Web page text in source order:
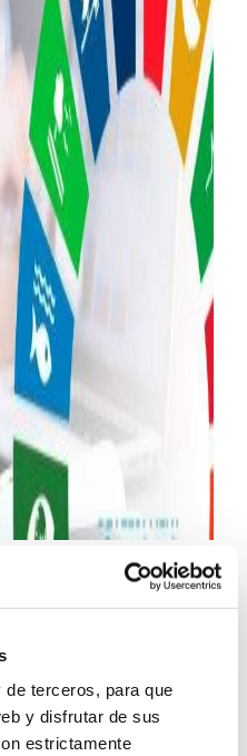
terceros, para que
y disfrutar de sus
estrictamente
, fiel a su misión de
los ODS a la calle con